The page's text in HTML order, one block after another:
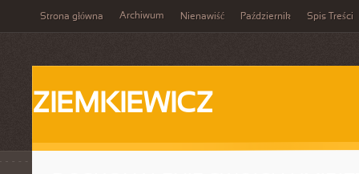
Strona główna Archiwum Nienawiść Październik Spis Treści
ZIEMKIEWICZ